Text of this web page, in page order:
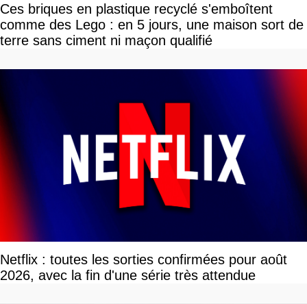
Ces briques en plastique recyclé s'emboîtent
comme des Lego : en 5 jours, une maison sort de
terre sans ciment ni maçon qualifié
Netflix : toutes les sorties confirmées pour août
2026, avec la fin d'une série très attendue